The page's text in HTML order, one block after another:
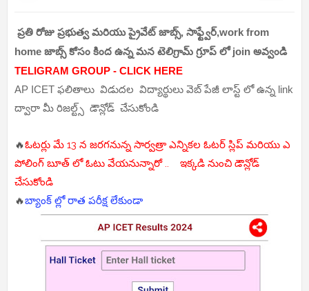
ప్రతి రోజు ప్రభుత్వ మరియు ప్రైవేట్ జాబ్స్, సాఫ్ట్వేర్,work from
home జాబ్స్ కోసం కింద ఉన్న మన టెలిగ్రామ్ గ్రూప్ లో join అవ్వండి
TELIGRAM GROUP - CLICK HERE
AP ICET ఫలితాలు విడుదల విద్యార్థులు వెబ్ పేజీ లాస్ట్ లో ఉన్న link
ద్వారా మీ రిజల్ట్స్ డౌన్లోడ్ చేసుకోండి
🔥ఓటర్లు మే 13 న జరగనున్న సార్వత్రా ఎన్నికల ఓటర్ స్లిప్ మరియు ఎ
పోలింగ్ బూత్ లో ఓటు వేయనున్నారో .. ఇక్కడి నుంచి డౌన్లోడ్
చేసుకోండి
🔥బ్యాంక్ ల్లో రాత పరీక్ష లేకుండా